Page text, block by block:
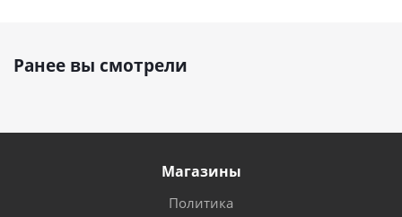
Ранее вы смотрели
Магазины
Политика